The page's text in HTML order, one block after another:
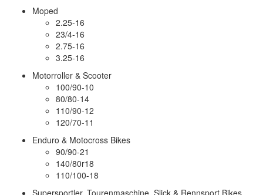
Moped
2.25-16
23/4-16
2.75-16
3.25-16
Motorroller & Scooter
100/90-10
80/80-14
110/90-12
120/70-11
Enduro & Motocross Bikes
90/90-21
140/80r18
110/100-18